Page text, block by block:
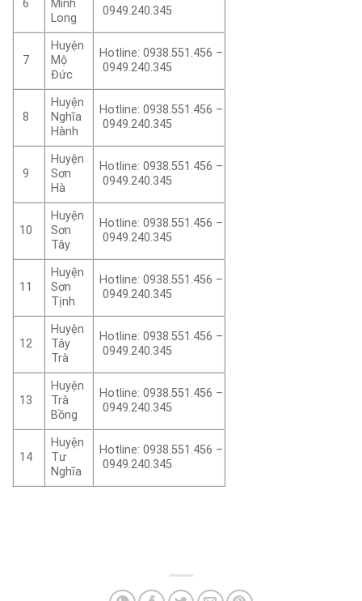
6
Minh
Long
0949.240.345
7
Huyện
Mộ
Đức
Hotline: 0938.551.456 –
0949.240.345
8
Huyện
Nghĩa
Hành
Hotline: 0938.551.456 –
0949.240.345
9
Huyện
Sơn
Hà
Hotline: 0938.551.456 –
0949.240.345
10
Huyện
Sơn
Tây
Hotline: 0938.551.456 –
0949.240.345
11
Huyện
Sơn
Tịnh
Hotline: 0938.551.456 –
0949.240.345
12
Huyện
Tây
Trà
Hotline: 0938.551.456 –
0949.240.345
13
Huyện
Trà
Bồng
Hotline: 0938.551.456 –
0949.240.345
14
Huyện
Tư
Nghĩa
Hotline: 0938.551.456 –
0949.240.345